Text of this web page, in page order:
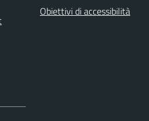
Obiettivi di accessibilità